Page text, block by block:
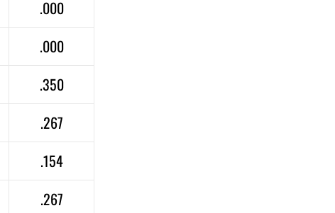
.000
.000
.350
.267
.154
.267